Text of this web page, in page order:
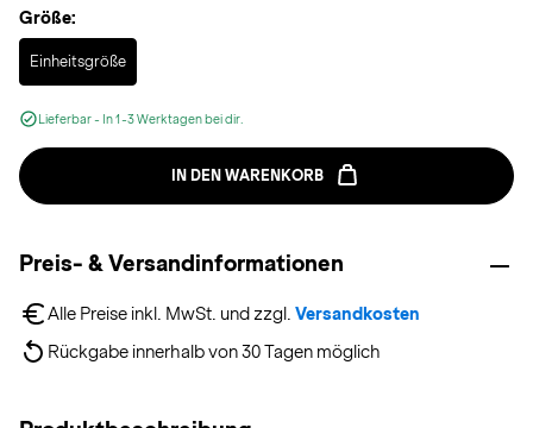
Größe:
Einheitsgröße
Selected
Lieferbar - In 1-3 Werktagen bei dir.
IN DEN WARENKORB
Preis- & Versandinformationen
Alle Preise inkl. MwSt. und zzgl. Versandkosten
Rückgabe innerhalb von 30 Tagen möglich